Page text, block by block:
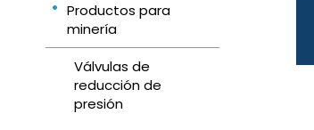
Productos para
minería
Válvulas de
reducción de
presión